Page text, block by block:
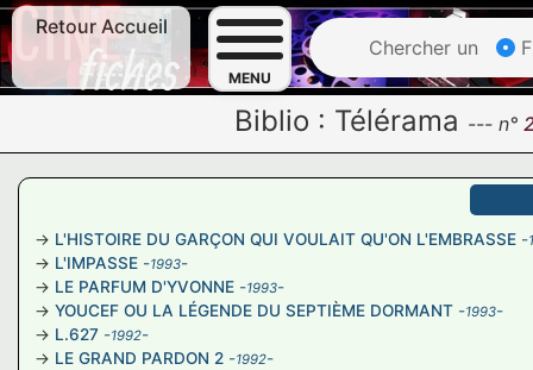
Retour Accueil
MENU
Chercher un
Biblio : Télérama --- n°
L'HISTOIRE DU GARÇON QUI VOULAIT QU'ON L'EMBRASSE -
L'IMPASSE -1993-
LE PARFUM D'YVONNE -1993-
YOUCEF OU LA LÉGENDE DU SEPTIÈME DORMANT -1993-
L.627 -1992-
LE GRAND PARDON 2 -1992-